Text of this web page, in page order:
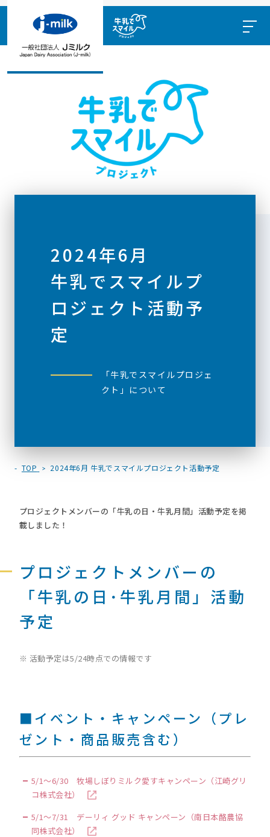
2024年6月
牛乳でスマイルプ
ロジェクト活動予
定
「牛乳でスマイルプロジェ
クト」について
TOP 2024年6月 牛乳でスマイルプロジェクト活動予定
プロジェクトメンバーの「牛乳の日・牛乳月間」活動予定を掲
載しました！
プロジェクトメンバーの
「牛乳の日･牛乳月間」活動
予定
※ 活動予定は5/24時点での情報です
■イベント・キャンペーン（プレ
ゼント・商品販売含む）
5/1～6/30 牧場しぼりミルク愛すキャンペーン（江崎グリ
コ株式会社）
5/1～7/31 デーリィ グッド キャンペーン（南日本酪農協
同株式会社）